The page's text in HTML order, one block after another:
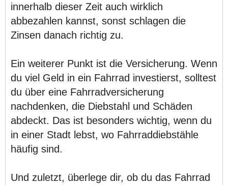
innerhalb dieser Zeit auch wirklich
abbezahlen kannst, sonst schlagen die
Zinsen danach richtig zu.
Ein weiterer Punkt ist die Versicherung. Wenn
du viel Geld in ein Fahrrad investierst, solltest
du über eine Fahrradversicherung
nachdenken, die Diebstahl und Schäden
abdeckt. Das ist besonders wichtig, wenn du
in einer Stadt lebst, wo Fahrraddiebstähle
häufig sind.
Und zuletzt, überlege dir, ob du das Fahrrad